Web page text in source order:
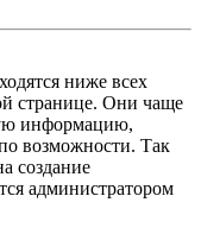
ниже всех
странице. Они чаще
информацию,
возможности. Так
создание
администратором